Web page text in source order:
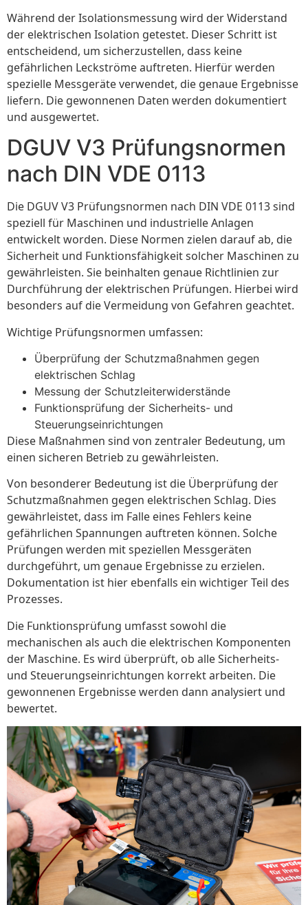
Während der Isolationsmessung wird der Widerstand
der elektrischen Isolation getestet. Dieser Schritt ist
entscheidend, um sicherzustellen, dass keine
gefährlichen Leckströme auftreten. Hierfür werden
spezielle Messgeräte verwendet, die genaue Ergebnisse
liefern. Die gewonnenen Daten werden dokumentiert
und ausgewertet.
DGUV V3 Prüfungsnormen
nach DIN VDE 0113
Die DGUV V3 Prüfungsnormen nach DIN VDE 0113 sind
speziell für Maschinen und industrielle Anlagen
entwickelt worden. Diese Normen zielen darauf ab, die
Sicherheit und Funktionsfähigkeit solcher Maschinen zu
gewährleisten. Sie beinhalten genaue Richtlinien zur
Durchführung der elektrischen Prüfungen. Hierbei wird
besonders auf die Vermeidung von Gefahren geachtet.
Wichtige Prüfungsnormen umfassen:
Überprüfung der Schutzmaßnahmen gegen
elektrischen Schlag
Messung der Schutzleiterwiderstände
Funktionsprüfung der Sicherheits- und
Steuerungseinrichtungen
Diese Maßnahmen sind von zentraler Bedeutung, um
einen sicheren Betrieb zu gewährleisten.
Von besonderer Bedeutung ist die Überprüfung der
Schutzmaßnahmen gegen elektrischen Schlag. Dies
gewährleistet, dass im Falle eines Fehlers keine
gefährlichen Spannungen auftreten können. Solche
Prüfungen werden mit speziellen Messgeräten
durchgeführt, um genaue Ergebnisse zu erzielen.
Dokumentation ist hier ebenfalls ein wichtiger Teil des
Prozesses.
Die Funktionsprüfung umfasst sowohl die
mechanischen als auch die elektrischen Komponenten
der Maschine. Es wird überprüft, ob alle Sicherheits-
und Steuerungseinrichtungen korrekt arbeiten. Die
gewonnenen Ergebnisse werden dann analysiert und
bewertet.